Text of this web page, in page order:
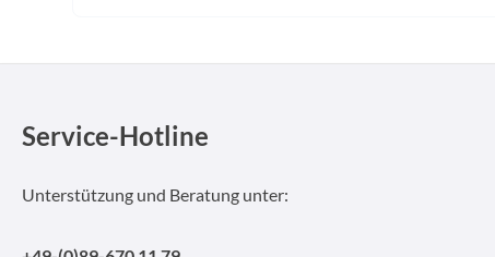
Service-Hotline
Unterstützung und Beratung unter: